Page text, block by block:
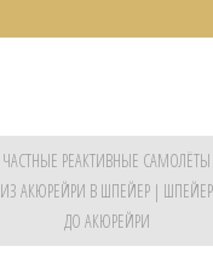
ЧАСТНЫЕ РЕАКТИВНЫЕ САМОЛЁТЫ
ИЗ АКЮРЕЙРИ В ШПЕЙЕР | ШПЕЙЕР
ДО АКЮРЕЙРИ